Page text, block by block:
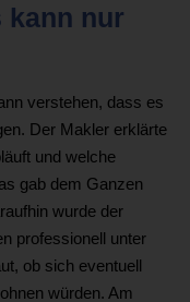
kann nur
verstehen, dass es
Der Makler erklärte
und welche
gab dem Ganzen
wurde der
professionell unter
ob sich eventuell
würden. Am